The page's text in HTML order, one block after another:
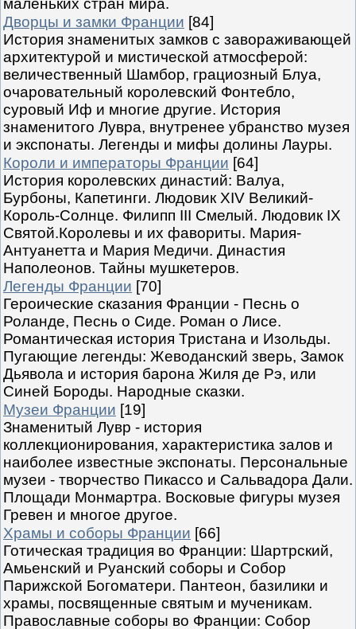
маленьких стран мира.
Дворцы и замки Франции [84]
История знаменитых замков с завораживающей
архитектурой и мистической атмосферой:
величественный Шамбор, грациозный Блуа,
очаровательный королевский Фонтебло,
суровый Иф и многие другие. История
знаменитого Лувра, внутренее убранство музея
и экспонаты. Легенды и мифы долины Лауры.
Короли и императоры Франции [64]
История королевских династий: Валуа,
Бурбоны, Капетинги. Людовик XIV Великий-
Король-Солнце. Филипп III Смелый. Людовик IX
Святой.Королевы и их фавориты. Мария-
Антуанетта и Мария Медичи. Династия
Наполеонов. Тайны мушкетеров.
Легенды Франции [70]
Героические сказания Франции - Песнь о
Роланде, Песнь о Сиде. Роман о Лисе.
Романтическая история Тристана и Изольды.
Пугающие легенды: Жеводанский зверь, Замок
Дьявола и история барона Жиля де Рэ, или
Синей Бороды. Народные сказки.
Музеи Франции [19]
Знаменитый Лувр - история
коллекционирования, характеристика залов и
наиболее известные экспонаты. Персональные
музеи - творчество Пикассо и Сальвадора Дали.
Площади Монмартра. Восковые фигуры музея
Гревен и многое другое.
Храмы и соборы Франции [66]
Готическая традиция во Франции: Шартрский,
Амьенский и Руанский соборы и Собор
Парижской Богоматери. Пантеон, базилики и
храмы, посвященные святым и мученикам.
Православные соборы во Франции: Собор